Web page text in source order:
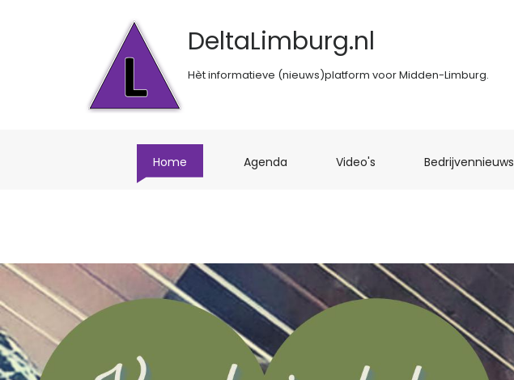
DeltaLimburg.nl
Hèt informatieve (nieuws)platform voor Midden-Limburg.
Home Agenda (current)Video's (current)Bedrijvennieuws